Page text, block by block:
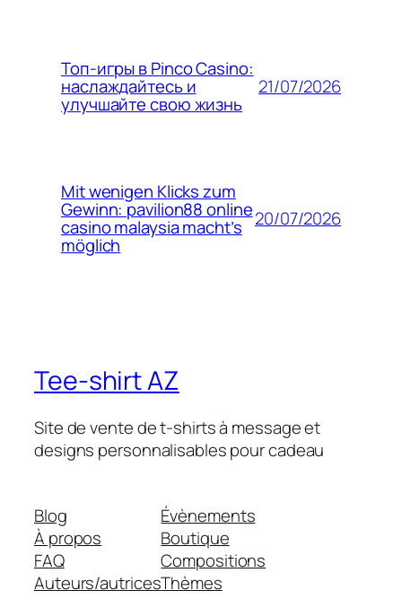
Топ-игры в Pinco Casino:
наслаждайтесь и
улучшайте свою жизнь
21/07/2026
Mit wenigen Klicks zum
Gewinn: pavilion88 online
casino malaysia macht’s
möglich
20/07/2026
Tee-shirt AZ
Site de vente de t-shirts à message et
designs personnalisables pour cadeau
Blog
À propos
FAQ
Auteurs/autrices
Évènements
Boutique
Compositions
Thèmes